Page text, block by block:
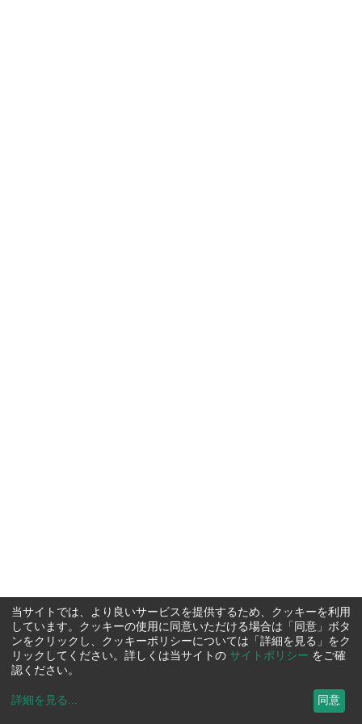
当サイトでは、より良いサービスを提供するため、クッキーを利用
しています。クッキーの使用に同意いただける場合は「同意」ボタ
ンをクリックし、クッキーポリシーについては「詳細を見る」をク
リックしてください。詳しくは当サイトの サイトポリシー をご確
認ください。
詳細を見る ... 同意